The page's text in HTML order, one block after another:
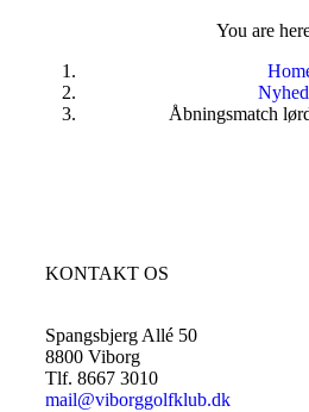
You are
Åbningsmatch
KONTAKT OS
Spangsbjerg Allé 50
8800 Viborg
Tlf. 8667 3010
mail@viborggolfklub.dk